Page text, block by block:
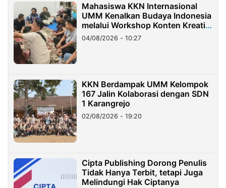
Mahasiswa KKN Internasional
UMM Kenalkan Budaya Indonesia
melalui Workshop Konten Kreatif
di Taiwan
04/08/2026 - 10:27
KKN Berdampak UMM Kelompok
167 Jalin Kolaborasi dengan SDN
1 Karangrejo
02/08/2026 - 19:20
Cipta Publishing Dorong Penulis
Tidak Hanya Terbit, tetapi Juga
Melindungi Hak Ciptanya